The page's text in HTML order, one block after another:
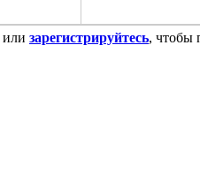
или зарегистрируйтесь, чтобы